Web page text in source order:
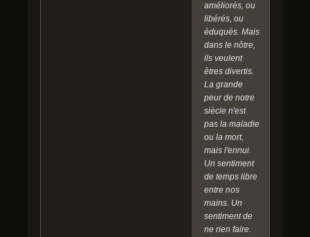
améliorés, ou
libérés, ou
éduqués. Mais
dans le nôtre,
ils veulent
êtres divertis.
La grande
peur de notre
siècle n'est
pas la maladie
ou la mort,
mais l'ennui.
Un sentiment
de temps libre
entre nos
mains. Un
sentiment de
ne rien faire.